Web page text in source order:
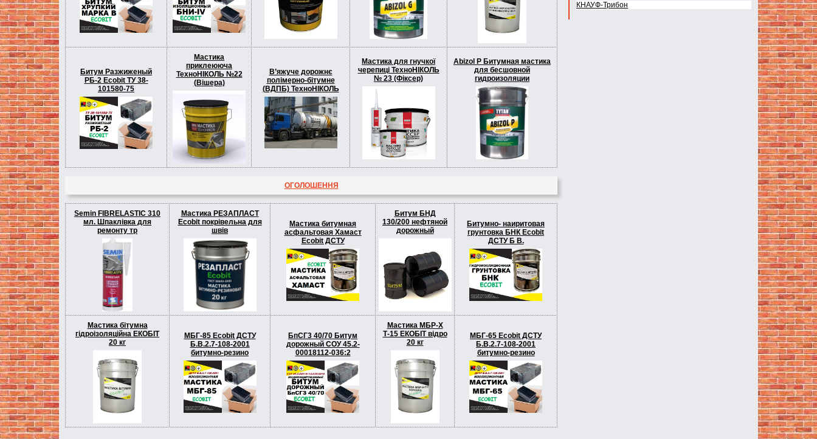
Битум Разжиженый
РБ-2 Ecobit ТУ 38-
101580-75
Мастика
приклеююча
ТехноНІКОЛЬ №22
(Вішера)
В’яжуче дорожнє
полімерно-бітумне
(ВДПБ) ТехноНІКОЛЬ
Мастика для гнучкої
черепиці ТехноНІКОЛЬ
№ 23 (Фіксер)
Abizol P Битумная мастика
для бесшовной
гидроизоляции
ОГОЛОШЕННЯ
Semin FIBRELASTIC 310
мл. Шпаклівка для
ремонту тр
Мастика РЕЗАПЛАСТ
Ecobit покрівельна для
швів
Мастика битумная
асфальтовая Хамаст
Ecobit ДСТУ
Битум БНД
130/200 нефтяной
дорожный
Битумно- наиритовая
грунтовка БНК Ecobit
ДСТУ Б В.
Мастика бітумна
гідроізоляційна EКОБІТ
20 кг
МБГ-85 Ecobit ДСТУ
Б.В.2.7-108-2001
битумно-резино
БпСГ3 40/70 Битум
дорожный СОУ 45.2-
00018112-036:2
Мастика МБР-Х
Т-15 ЕКОБІТ вiдро
20 кг
МБГ-65 Ecobit ДСТУ
Б.В.2.7-108-2001
битумно-резино
КНАУФ-Трибон